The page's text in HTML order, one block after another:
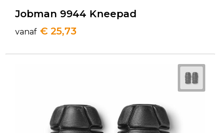
Jobman 9944 Kneepad
vanaf € 25,73